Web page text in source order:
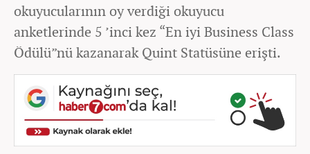
okuyucularının oy verdiği okuyucu
anketlerinde 5 ’inci kez “En iyi Business Class
Ödülü”nü kazanarak Quint Statüsüne erişti.